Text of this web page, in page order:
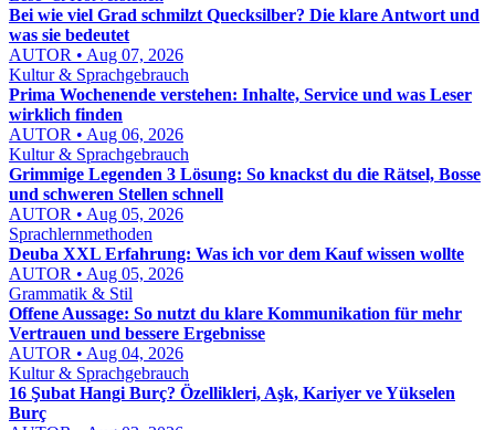
Bei wie viel Grad schmilzt Quecksilber? Die klare Antwort und
was sie bedeutet
AUTOR • Aug 07, 2026
Kultur & Sprachgebrauch
Prima Wochenende verstehen: Inhalte, Service und was Leser
wirklich finden
AUTOR • Aug 06, 2026
Kultur & Sprachgebrauch
Grimmige Legenden 3 Lösung: So knackst du die Rätsel, Bosse
und schweren Stellen schnell
AUTOR • Aug 05, 2026
Sprachlernmethoden
Deuba XXL Erfahrung: Was ich vor dem Kauf wissen wollte
AUTOR • Aug 05, 2026
Grammatik & Stil
Offene Aussage: So nutzt du klare Kommunikation für mehr
Vertrauen und bessere Ergebnisse
AUTOR • Aug 04, 2026
Kultur & Sprachgebrauch
16 Şubat Hangi Burç? Özellikleri, Aşk, Kariyer ve Yükselen
Burç